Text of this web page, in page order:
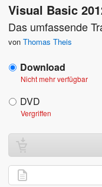
Visual Basic
Das umfassende
von Thomas Theis
Download
Nicht mehr verfügbar
DVD
Vergriffen